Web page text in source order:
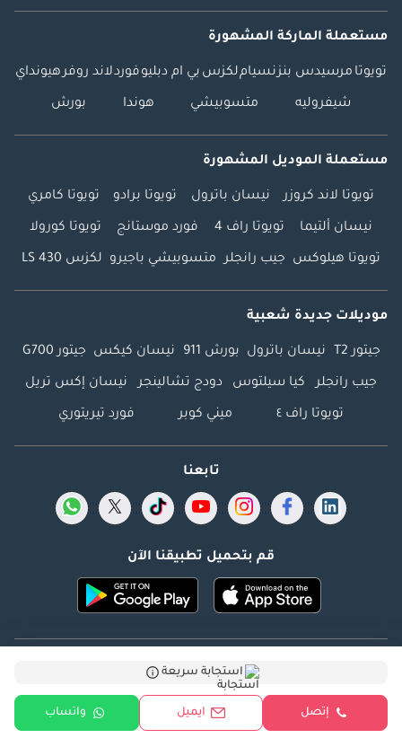
استجابة سريعة
إتصل ايميل واتساب
مستعملة الماركة المشهورة
تويوتا مرسيدس بنزنسياملكزس بي ام دبليوفوردلاند روفرهيونداي
شيفروليه متسوبيشي هوندا بورش
مستعملة الموديل المشهورة
تويوتا لاند كروزر نيسان باترول تويوتا برادو تويوتا كامري
نيسان ألتيما تويوتا راف 4 فورد موستانج تويوتا كورولا
تويوتا هيلوكس جيب رانجلر متسوبيشي باجيرو لكزس LS 430
موديلات جديدة شعبية
جيتور T2 نيسان باترول بورش 911 نيسان كيكس جيتور G700
جيب رانجلر كيا سيلتوس دودج تشالينجر نيسان إكس تريل
تويوتا راف ٤ ميني كوبر فورد تيريتوري
تابعنا
قم بتحميل تطبيقنا الآن
Dubicars.com @ 2026. جميع الحقوق محفوظة.
العنوان: 2114 ، برج شذى ، المدينة الإعلامية ، دبي ، الإمارات